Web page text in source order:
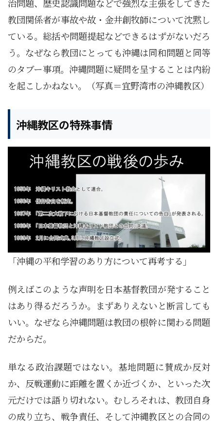
治問題、歴史認識問題などで強烈な主張をしてきた
教団関係者が事故や故・金井創牧師について沈黙し
ている。総括や問題提起などできるはずがないだろ
う。なぜなら教団にとっても沖縄は同和問題と同等
のタブー事項。沖縄問題に疑問を呈することは内紛
を起こしかねない。（写真＝宜野湾市の沖縄教区）
沖縄教区の特殊事情
「沖縄の平和学習のあり方について再考する」
例えばこのような声明を日本基督教団が発すること
はあり得るだろうか。まずありえないと断言しても
いい。なぜなら沖縄問題は教団の根幹に関わる問題
だからだ。
単なる政治課題ではない。基地問題に賛成か反対
か、反戦運動に距離を置くか近づくか、といった次
元だけでは語り切れない。むしろそれは、教団自身
の成り立ち、戦争責任、そして沖縄教区との合同の